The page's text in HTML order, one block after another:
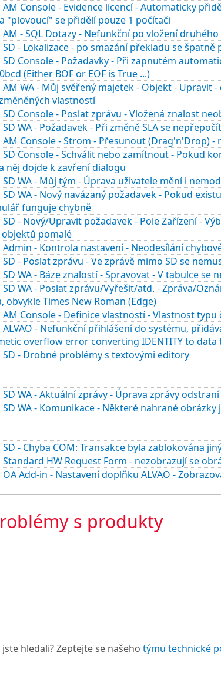
AM Console - Evidence licencí - Automaticky
"plovoucí" se přidělí pouze 1 počítači
AM - SQL Dotazy - Nefunkční po vložení
SD - Lokalizace - po smazání překladu se
SD Console - Požadavky - Při zapnutém
(Either BOF or EOF is True ...)
AM WA - Můj svěřený majetek - Objekt -
vlastností
SD Console - Poslat zprávu - Vložená znalost
SD WA - Požadavek - Při změně SLA se
AM Console - Strom - Přesunout (Drag'n'Drop)
SD Console - Schválit nebo zamítnout - Pokud
něj dojde k zavření dialogu
SD WA - Můj tým - Úprava uživatele mění i
SD WA - Nový navázaný požadavek - Pokud
funguje chybně
SD - Nový/Upravit požadavek - Pole Zařízení -
pomalé
Admin - Kontrola nastavení - Neodesílání
SD - Poslat zprávu - Ve zprávě mimo SD se
SD WA - Báze znalostí - Spravovat - V tabulce se
SD WA - Poslat zprávu/Vyřešit/atd. - Zpráva/
obvykle Times New Roman (Edge)
AM Console - Definice vlastností - Vlastnost
ALVAO - Nefunkční přihlášení do systému,
overflow error converting IDENTITY to data
SD - Drobné problémy s textovými editory
SD WA - Aktuální zprávy - Úprava zprávy
SD WA - Komunikace - Některé nahrané
SD - Chyba COM: Transakce byla zablokována
Standard HW Request Form - nezobrazují se
OA Add-in - Nastavení doplňku ALVAO -
s produkty
hledali? Zeptejte se našeho týmu technické